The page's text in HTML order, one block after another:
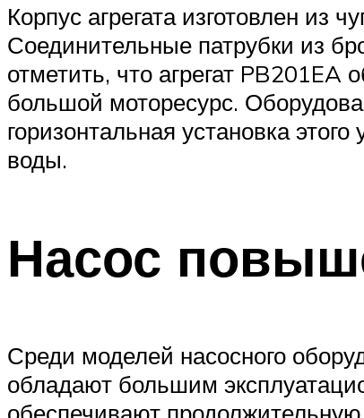
Корпус агрегата изготовлен из
Соединительные патрубки из
отметить, что агрегат
большой моторесурс.
горизонтальная установка
воды.
Насос
Среди моделей насосного
обладают большим